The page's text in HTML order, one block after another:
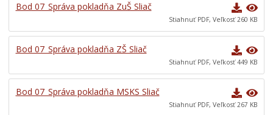
Bod 07_Správa pokladňa ZuŠ Sliač
Stiahnuť PDF, Veľkosť 260 KB
Bod 07_Správa pokladňa ZŠ Sliač
Stiahnuť PDF, Veľkosť 449 KB
Bod 07_Správa pokladňa MSKS Sliač
Stiahnuť PDF, Veľkosť 267 KB